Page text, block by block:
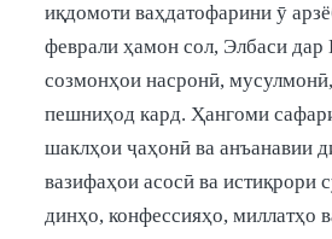
иқдомоти ваҳдатофарини ӯ
феврали ҳамон сол, Элбаси
созмонҳои насронӣ,
пешниҳод кард. Ҳангоми
шаклҳои ҷаҳонӣ ва анъанавии
вазифаҳои асосӣ ва истиқрори
динҳо, конфессияҳо, миллатҳо